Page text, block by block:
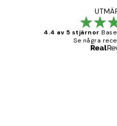
4.4 av 5 stjärnor
Se några